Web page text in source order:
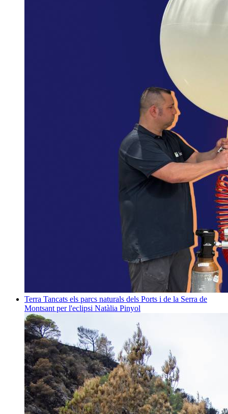
Terra Tancats els parcs naturals dels Ports i de la Serra de
Montsant per l'eclipsi Natàlia Pinyol